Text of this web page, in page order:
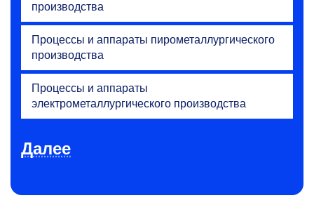
производства
Процессы и аппараты пирометаллургического
производства
Процессы и аппараты
электрометаллургического производства
Далее